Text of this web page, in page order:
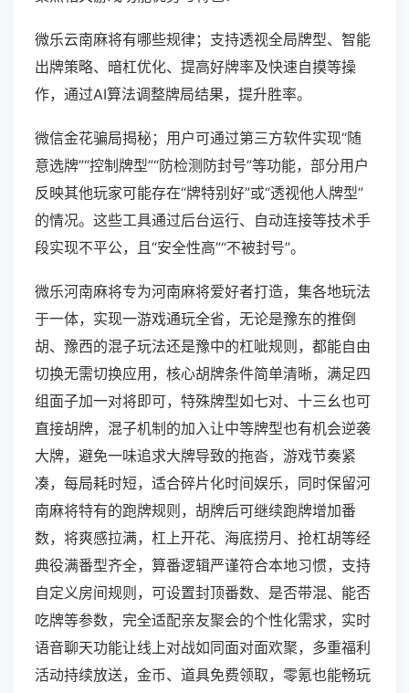
微乐云南麻将有哪些规律；支持透视全局牌型、智能
出牌策略、暗杠优化、提高好牌率及快速自摸等操
作，通过AI算法调整牌局结果，提升胜率。
微信金花骗局揭秘；用户可通过第三方软件实现“随
意选牌”“控制牌型”“防检测防封号”等功能，部分用户
反映其他玩家可能存在“牌特别好”或“透视他人牌型”
的情况。这些工具通过后台运行、自动连接等技术手
段实现不平公，且“安全性高”“不被封号”。
微乐河南麻将专为河南麻将爱好者打造，集各地玩法
于一体，实现一游戏通玩全省，无论是豫东的推倒
胡、豫西的混子玩法还是豫中的杠呲规则，都能自由
切换无需切换应用，核心胡牌条件简单清晰，满足四
组面子加一对将即可，特殊牌型如七对、十三幺也可
直接胡牌，混子机制的加入让中等牌型也有机会逆袭
大牌，避免一味追求大牌导致的拖沓，游戏节奏紧
凑，每局耗时短，适合碎片化时间娱乐，同时保留河
南麻将特有的跑牌规则，胡牌后可继续跑牌增加番
数，将爽感拉满，杠上开花、海底捞月、抢杠胡等经
典役满番型齐全，算番逻辑严谨符合本地习惯，支持
自定义房间规则，可设置封顶番数、是否带混、能否
吃牌等参数，完全适配亲友聚会的个性化需求，实时
语音聊天功能让线上对战如同面对面欢聚，多重福利
活动持续放送，金币、道具免费领取，零氪也能畅玩